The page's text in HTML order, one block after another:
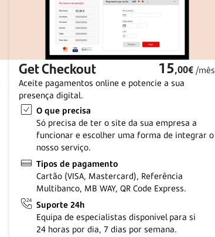
Get Checkout 15,00€ /mês
Aceite pagamentos online e potencie a sua
presença digital.
O que precisa
Só precisa de ter o site da sua empresa a
funcionar e escolher uma forma de integrar o
nosso serviço.
Tipos de pagamento
Cartão (VISA, Mastercard), Referência
Multibanco, MB WAY, QR Code Express.
Suporte 24h
Equipa de especialistas disponível para si
24 horas por dia,7 dias por semana.